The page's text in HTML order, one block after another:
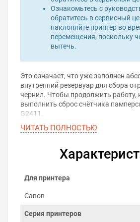
Ознакомьтесь с
обратитесь в сервисный
наклоняйте принтер во
перемещения, поскольку
вытечь.
Это означает, что уже заполнен
внутренний резервуар для сбора
чернил. Чтобы продолжить работу,
выполнить сброс счётчика
G2411.
Проблема решается с помощью
рабочее состояние — без вскрытия
Скачать
ЧИТАТЬ ПОЛНОСТЬЮ
Для принтера
Canon
Серия принтеров